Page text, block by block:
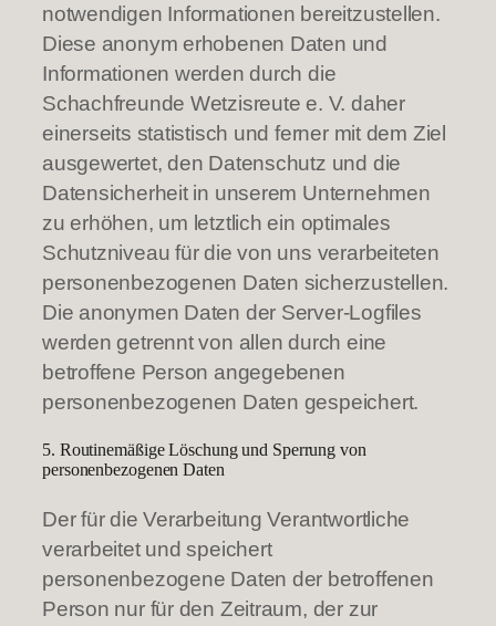
notwendigen Informationen bereitzustellen.
Diese anonym erhobenen Daten und
Informationen werden durch die
Schachfreunde Wetzisreute e. V. daher
einerseits statistisch und ferner mit dem Ziel
ausgewertet, den Datenschutz und die
Datensicherheit in unserem Unternehmen
zu erhöhen, um letztlich ein optimales
Schutzniveau für die von uns verarbeiteten
personenbezogenen Daten sicherzustellen.
Die anonymen Daten der Server-Logfiles
werden getrennt von allen durch eine
betroffene Person angegebenen
personenbezogenen Daten gespeichert.
5. Routinemäßige Löschung und Sperrung von
personenbezogenen Daten
Der für die Verarbeitung Verantwortliche
verarbeitet und speichert
personenbezogene Daten der betroffenen
Person nur für den Zeitraum, der zur